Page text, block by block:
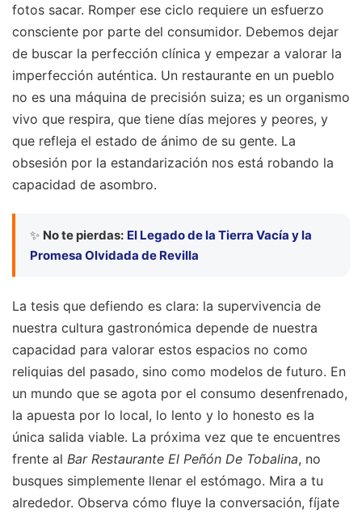
fotos sacar. Romper ese ciclo requiere un esfuerzo
consciente por parte del consumidor. Debemos dejar
de buscar la perfección clínica y empezar a valorar la
imperfección auténtica. Un restaurante en un pueblo
no es una máquina de precisión suiza; es un organismo
vivo que respira, que tiene días mejores y peores, y
que refleja el estado de ánimo de su gente. La
obsesión por la estandarización nos está robando la
capacidad de asombro.
✨ No te pierdas: El Legado de la Tierra Vacía y la
Promesa Olvidada de Revilla
La tesis que defiendo es clara: la supervivencia de
nuestra cultura gastronómica depende de nuestra
capacidad para valorar estos espacios no como
reliquias del pasado, sino como modelos de futuro. En
un mundo que se agota por el consumo desenfrenado,
la apuesta por lo local, lo lento y lo honesto es la
única salida viable. La próxima vez que te encuentres
frente al Bar Restaurante El Peñón De Tobalina, no
busques simplemente llenar el estómago. Mira a tu
alrededor. Observa cómo fluye la conversación, fíjate